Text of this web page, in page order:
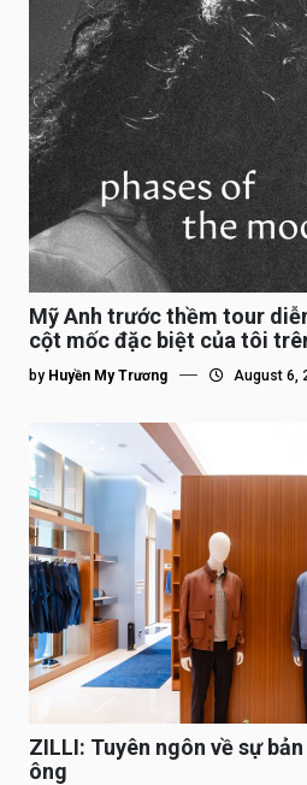
Mỹ Anh trước thềm tour
cột mốc đặc biệt của tôi
tế”
by Huyền My Trương August 6,
ZILLI: Tuyên ngôn về sự
ông